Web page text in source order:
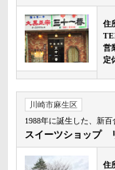
住
営
定
川崎市麻生区
1988年に誕生した、新
スイーツショップ
住